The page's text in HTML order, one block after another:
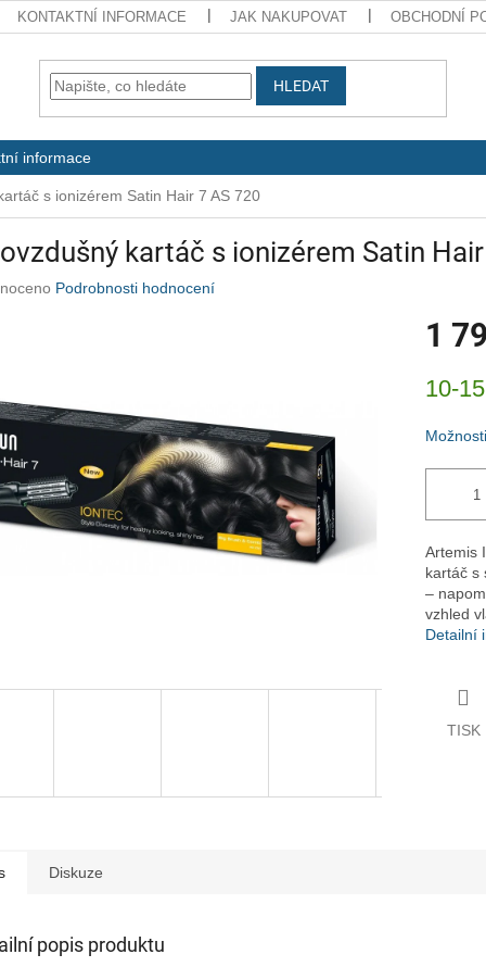
KONTAKTNÍ INFORMACE JAK NAKUPOVAT OBCHODNÍ
HLEDAT
informace
s ionizérem Satin Hair 7 AS 720
kartáč s ionizérem Satin
Podrobnosti hodnocení
1
cena:
10-
Artemis
kartáč s
–
vzhled
Detailní
TISK
Diskuze
popis produktu